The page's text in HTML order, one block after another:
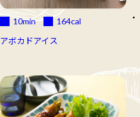
10min 164cal
アボカドアイス